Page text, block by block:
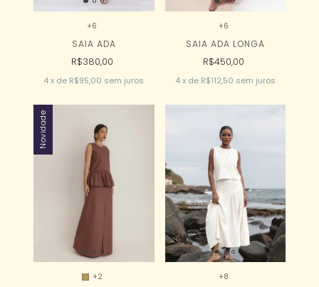
+6
SAIA ADA
R$380,00
4 x de R$95,00 sem juros
+6
SAIA ADA LONGA
R$450,00
4 x de R$112,50 sem juros
Novidade
+2 +8